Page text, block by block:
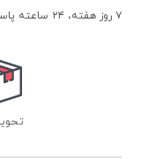
۷ روز هفته، ۲۴ ساعته پاسخگوی شما هستیم